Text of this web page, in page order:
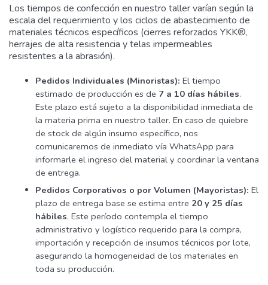
Los tiempos de confección en nuestro taller varían según la
escala del requerimiento y los ciclos de abastecimiento de
materiales técnicos específicos (cierres reforzados YKK®,
herrajes de alta resistencia y telas impermeables
resistentes a la abrasión).
Pedidos Individuales (Minoristas): El tiempo
estimado de producción es de 7 a 10 días hábiles.
Este plazo está sujeto a la disponibilidad inmediata de
la materia prima en nuestro taller. En caso de quiebre
de stock de algún insumo específico, nos
comunicaremos de inmediato vía WhatsApp para
informarle el ingreso del material y coordinar la ventana
de entrega.
Pedidos Corporativos o por Volumen (Mayoristas): El
plazo de entrega base se estima entre 20 y 25 días
hábiles. Este período contempla el tiempo
administrativo y logístico requerido para la compra,
importación y recepción de insumos técnicos por lote,
asegurando la homogeneidad de los materiales en
toda su producción.